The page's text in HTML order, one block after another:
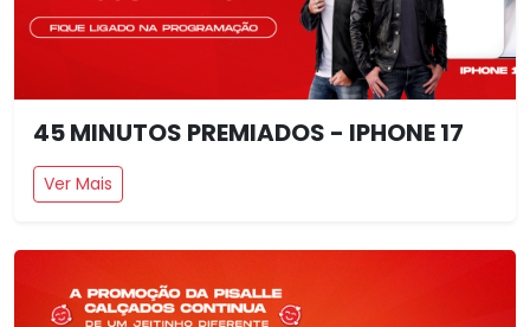
45 MINUTOS PREMIADOS - IPHONE 17
Ver Mais